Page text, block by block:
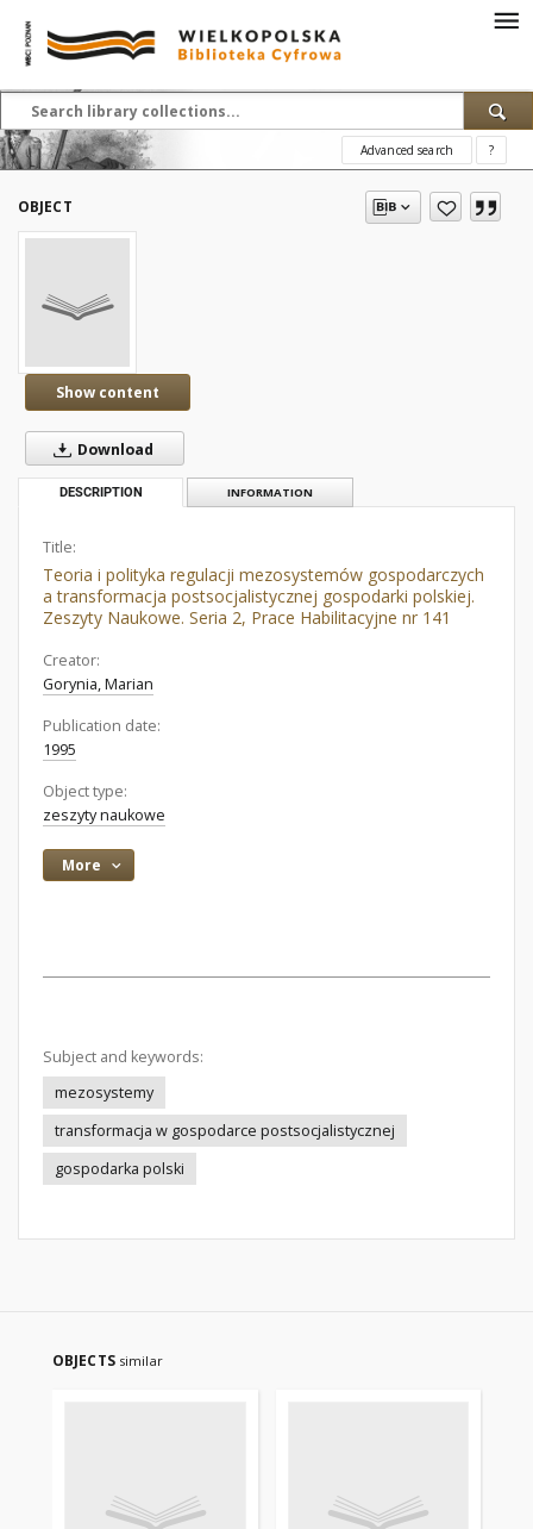
Advanced search ?
OBJECT
Show content
Download
DESCRIPTION INFORMATION
Title:
Teoria i polityka regulacji mezosystemów gospodarczych
a transformacja postsocjalistycznej gospodarki polskiej.
Zeszyty Naukowe. Seria 2, Prace Habilitacyjne nr 141
Creator:
Gorynia, Marian
Publication date:
1995
Object type:
zeszyty naukowe
More
Subject and keywords:
mezosystemy
transformacja w gospodarce postsocjalistycznej
gospodarka polski
OBJECTS similar